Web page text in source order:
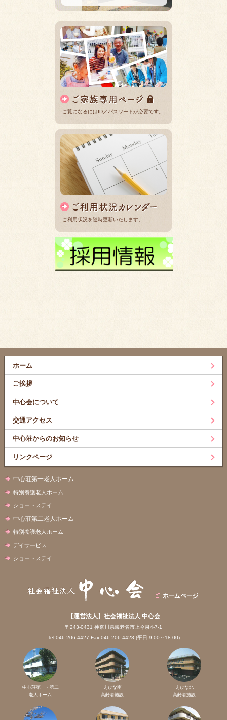
ご覧になるにはID／パスワードが必要です。
ご利用状況を随時更新いたします。
ホーム
ご挨拶
中心会について
交通アクセス
中心荘からのお知らせ
リンクページ
中心荘第一老人ホーム
特別養護老人ホーム
ショートステイ
中心荘第二老人ホーム
特別養護老人ホーム
デイサービス
ショートステイ
【運営法人】社会福祉法人 中心会
〒243-0431 神奈川県海老名市上今泉4-7-1
Tel:046-206-4427 Fax:046-206-4428 (平日 9:00～18:00)
中心荘第一・第二
老人ホーム
えびな南
高齢者施設
えびな北
高齢者施設